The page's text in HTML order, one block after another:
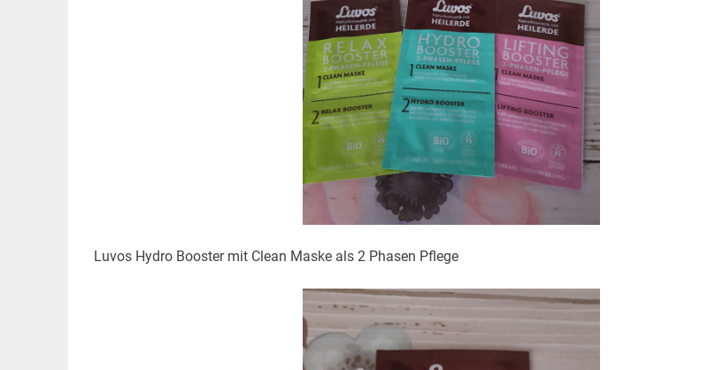
Luvos Hydro Booster mit Clean Maske als 2 Phasen Pflege